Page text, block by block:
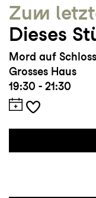
Zum
Dieses
Mord auf
Grosses Haus
19:30 - 21:30